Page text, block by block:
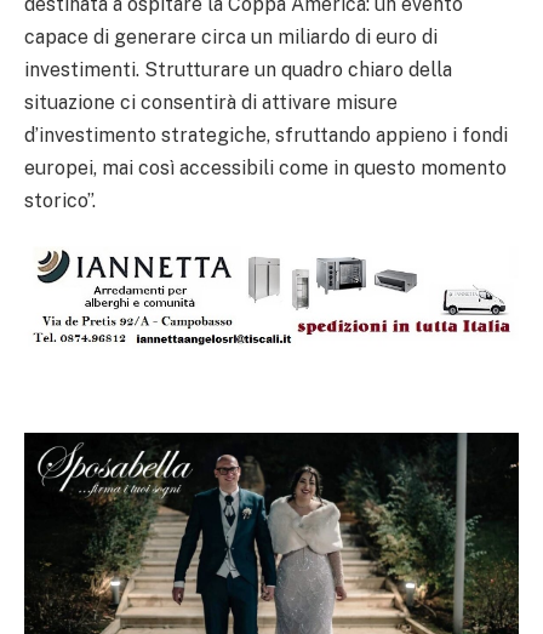
capace di generare circa un miliardo di euro di
investimenti. Strutturare un quadro chiaro della
situazione ci consentirà di attivare misure
d’investimento strategiche, sfruttando appieno i fondi
europei, mai così accessibili come in questo momento
storico”.